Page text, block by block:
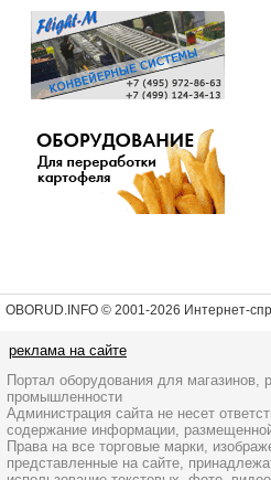
OBORUD.INFO © 2001-2026 Интернет-
реклама на сайте
Портал оборудования для магазинов,
промышленности
Администрация сайта не несет
содержание информации,
Права на все торговые марки,
представленные на сайте,